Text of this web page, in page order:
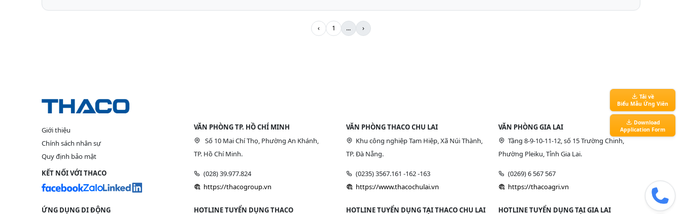
‹ 1 ... ›
Giới thiệu
Chính sách nhân sự
Quy định bảo mật
KẾT NỐI VỚI THACO
VĂN PHÒNG TP. HỒ CHÍ MINH
Số 10 Mai Chí Thọ, Phường An Khánh,
TP. Hồ Chí Minh.
(028) 39.977.824
https://thacogroup.vn
VĂN PHÒNG THACO CHU LAI
Khu công nghiệp Tam Hiệp, Xã Núi Thành,
TP. Đà Nẵng.
(0235) 3567.161 -162 -163
https://www.thacochulai.vn
VĂN PHÒNG GIA LAI
Tầng 8-9-10-11-12, số 15 Trường Chinh,
Phường Pleiku, Tỉnh Gia Lai.
(0269) 6 567 567
https://thacoagri.vn
ỨNG DỤNG DI ĐỘNG HOTLINE TUYỂN DỤNG THACO HOTLINE TUYỂN DỤNG TẠI THACO CHU LAI HOTLINE TUYỂN DỤNG TẠI GIA LAI
Tải về
Biểu Mẫu Ứng Viên
Download
Application Form